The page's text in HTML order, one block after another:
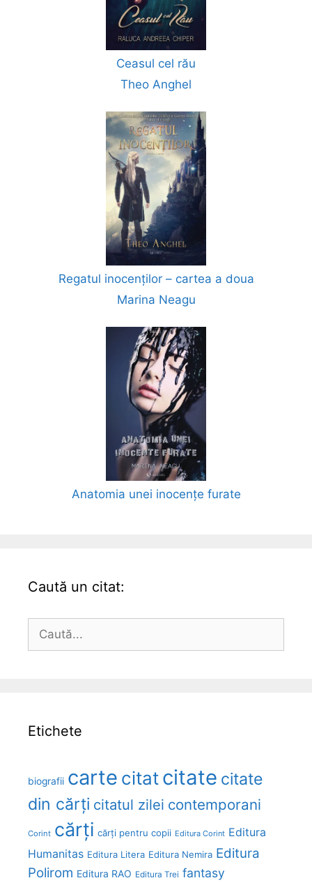
Ceasul cel rău
Theo Anghel
Regatul inocenților – cartea a doua
Marina Neagu
Anatomia unei inocențe furate
Caută un citat:
Caută
Etichete
biografii carte citatcitate citate
din cărți citatul zilei contemporani
Corint cărți cărți pentru copii Editura Corint Editura
Humanitas Editura Litera Editura Nemira Editura
Polirom Editura RAO Editura Trei fantasy